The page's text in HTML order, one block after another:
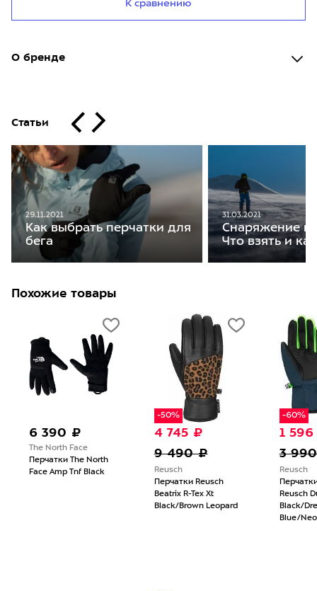
К сравнению
О бренде
Статьи
29.11.2021
Как выбрать перчатки для
бега
31.03.2021
Снаряжение
Что взять и
Похожие товары
6 390 ₽
The North Face
Перчатки The North
Face Amp Tnf Black
-50%
4 745 ₽
9 490 ₽
Reusch
Перчатки Reusch
Beatrix R-Tex Xt
Black/Brown Leopard
-60%
1
3
Reusch
Reusch
Black/
Blue/